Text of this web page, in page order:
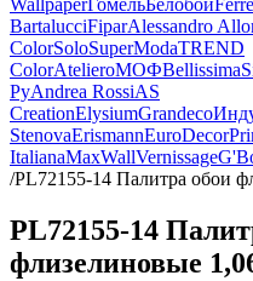
WallpaperГомельБелобоиFerre
BartalucciFiparAlessandro
ColorSoloSuperModaTREND
ColorAtelieroМОФBellissima
РуAndrea RossiAS
CreationElysiumGrandeco
StenovaErismannEuroDecor
ItalianaMaxWallVernissage
/PL72155-14 Палитра обои
PL72155-14
флизелиновые